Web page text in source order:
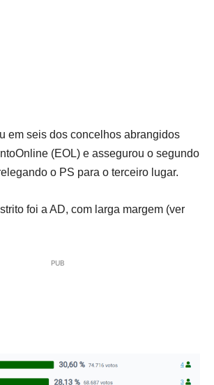
em seis dos concelhos abrangidos
(EOL) e assegurou o segundo
o PS para o terceiro lugar.
foi a AD, com larga margem (ver
PUB